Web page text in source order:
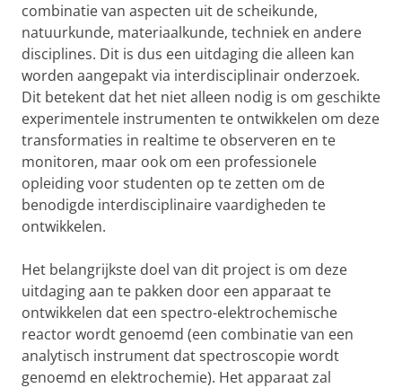
combinatie van aspecten uit de scheikunde,
natuurkunde, materiaalkunde, techniek en andere
disciplines. Dit is dus een uitdaging die alleen kan
worden aangepakt via interdisciplinair onderzoek.
Dit betekent dat het niet alleen nodig is om geschikte
experimentele instrumenten te ontwikkelen om deze
transformaties in realtime te observeren en te
monitoren, maar ook om een professionele
opleiding voor studenten op te zetten om de
benodigde interdisciplinaire vaardigheden te
ontwikkelen.
Het belangrijkste doel van dit project is om deze
uitdaging aan te pakken door een apparaat te
ontwikkelen dat een spectro-elektrochemische
reactor wordt genoemd (een combinatie van een
analytisch instrument dat spectroscopie wordt
genoemd en elektrochemie). Het apparaat zal